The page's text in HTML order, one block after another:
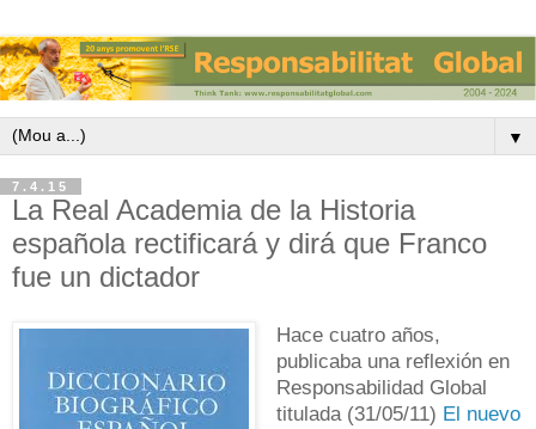
▼
7.4.15
La Real Academia de la Historia
española rectificará y dirá que Franco
fue un dictador
Hace cuatro años,
publicaba una reflexión en
Responsabilidad Global
titulada (31/05/11) El nuevo